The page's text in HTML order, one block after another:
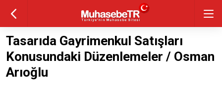
Tasarıda Gayrimenkul Satışları
Konusundaki Düzenlemeler / Osman
Arıoğlu